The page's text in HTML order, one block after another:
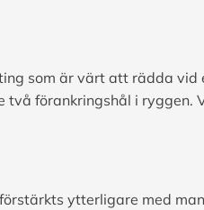
som är värt att rädda vid
förankringshål i ryggen.
ytterligare med